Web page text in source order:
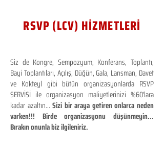
RSVP (LCV) HİZMETLERİ
Siz de Kongre, Sempozyum, Konferans, Toplantı,
Bayi Toplantıları, Açılış, Düğün, Gala, Lansman, Davet
ve Kokteyl gibi bütün organizasyonlarda RSVP
SERVİSİ ile organizasyon maliyetlerinizi %60'lara
kadar azaltın...Sizi bir araya getiren onlarca neden
varken!!! Birde organizasyonu düşünmeyin...
Bırakın onunla biz ilgileniriz.